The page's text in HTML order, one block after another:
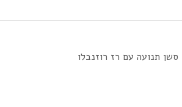
סשן תנועה עם רז רוזנבלו